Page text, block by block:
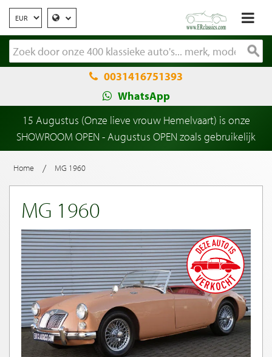
0031416751393
WhatsApp
15 Augustus (Onze lieve vrouw Hemelvaart) is onze
SHOWROOM OPEN - Augustus OPEN zoals gebruikelijk
Home / MG 1960
MG 1960